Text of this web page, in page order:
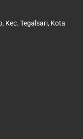
Kec. Tegalsari, Kota